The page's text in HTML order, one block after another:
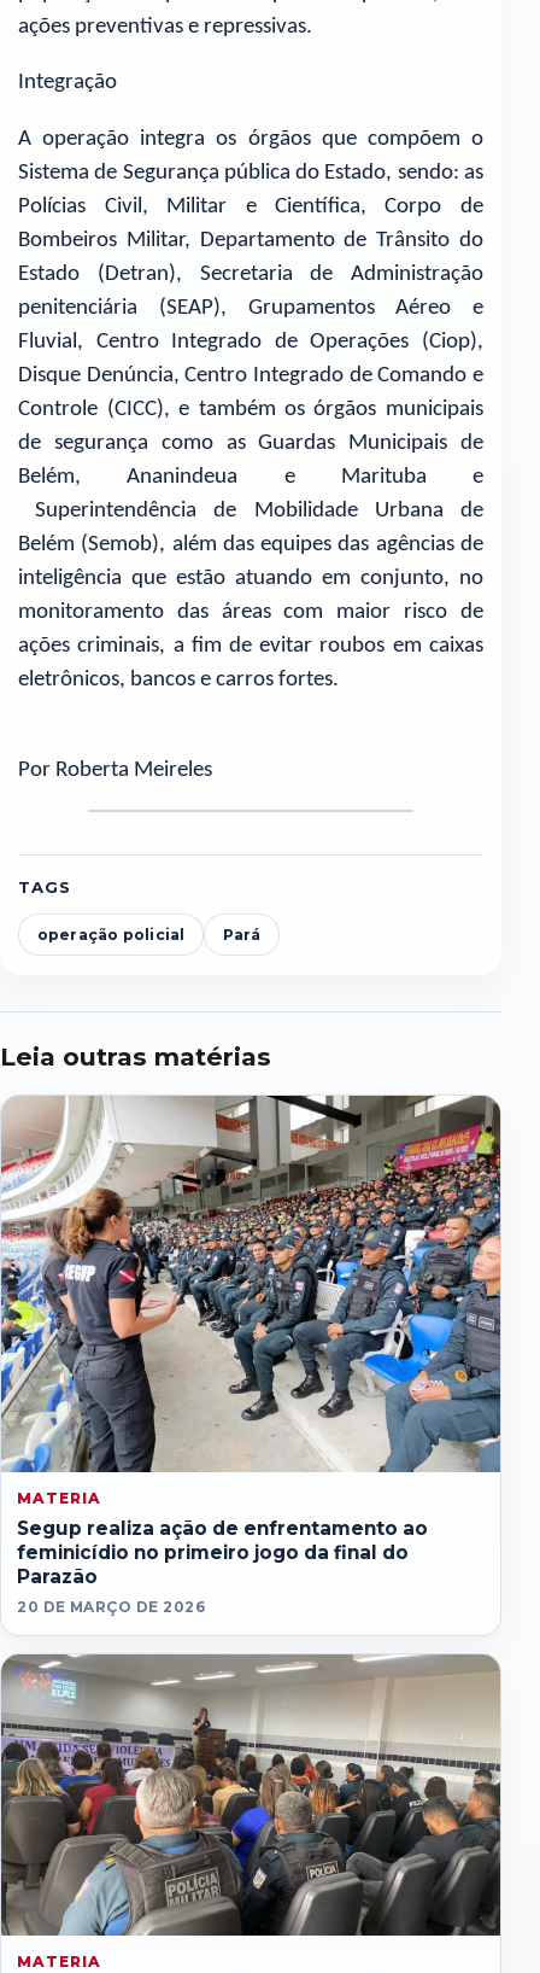
ações preventivas e repressivas.
Integração
A operação integra os órgãos que compõem o
Sistema de Segurança pública do Estado, sendo: as
Polícias Civil, Militar e Científica, Corpo de
Bombeiros Militar, Departamento de Trânsito do
Estado (Detran), Secretaria de Administração
penitenciária (SEAP), Grupamentos Aéreo e
Fluvial, Centro Integrado de Operações (Ciop),
Disque Denúncia, Centro Integrado de Comando e
Controle (CICC), e também os órgãos municipais
de segurança como as Guardas Municipais de
Belém, Ananindeua e Marituba e
Superintendência de Mobilidade Urbana de
Belém (Semob), além das equipes das agências de
inteligência que estão atuando em conjunto, no
monitoramento das áreas com maior risco de
ações criminais, a fim de evitar roubos em caixas
eletrônicos, bancos e carros fortes.
Por Roberta Meireles
TAGS
operação policial Pará
Leia outras matérias
MATERIA
Segup realiza ação de enfrentamento ao
feminicídio no primeiro jogo da final do
Parazão
20 DE MARÇO DE 2026
MATERIA